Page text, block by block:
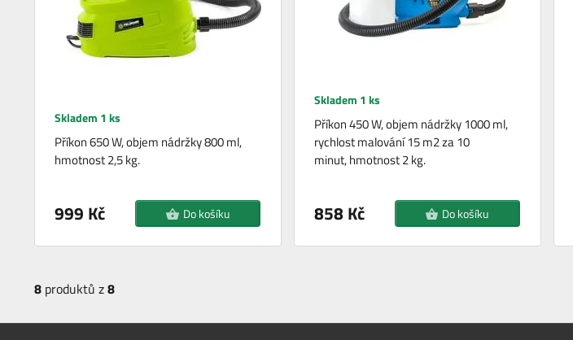
Skladem 1 ks
Příkon 650 W, objem nádržky 800 ml,
hmotnost 2,5 kg.
999 Kč Do košíku
Skladem 1 ks
Příkon 450 W, objem nádržky 1000 ml,
rychlost malování 15 m2 za 10
minut, hmotnost 2 kg.
858 Kč Do košíku
8 produktů z8